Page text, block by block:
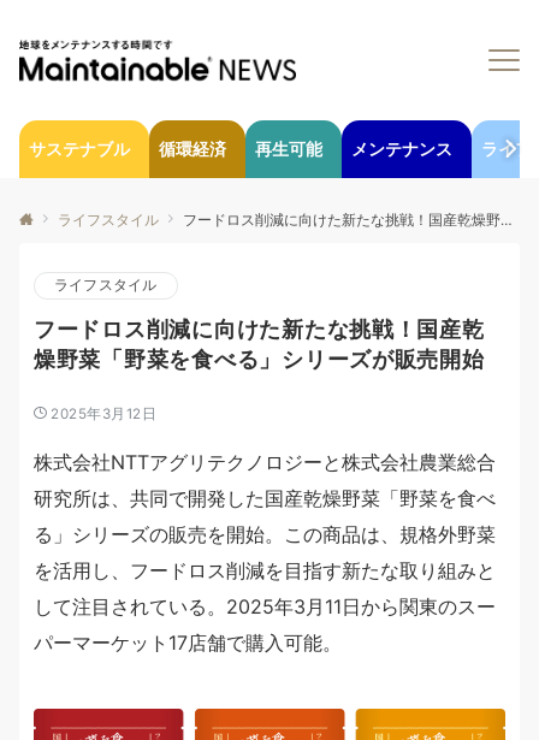
サステナブル 循環経済 再生可能 メンテナンス ライフ
ライフスタイル フードロス削減に向けた新たな挑戦！国産乾燥野菜「野菜を食べる」シリーズが販売開始
ライフスタイル
フードロス削減に向けた新たな挑戦！国産乾
燥野菜「野菜を食べる」シリーズが販売開始
2025年3月12日
株式会社NTTアグリテクノロジーと株式会社農業総合
研究所は、共同で開発した国産乾燥野菜「野菜を食べ
る」シリーズの販売を開始。この商品は、規格外野菜
を活用し、フードロス削減を目指す新たな取り組みと
して注目されている。2025年3月11日から関東のスー
パーマーケット17店舗で購入可能。